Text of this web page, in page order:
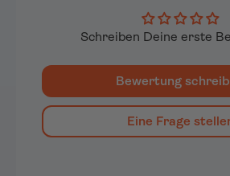
Schreiben Deine erste
Bewertung
Eine Frage